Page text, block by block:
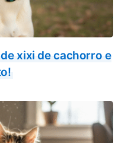
xixi de cachorro e